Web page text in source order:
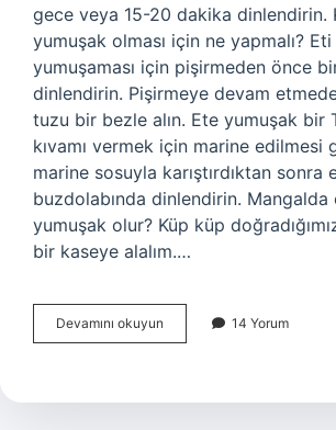
gece veya 15-20 dakika dinlendirin.
yumuşak olması için ne yapmalı?
yumuşaması için pişirmeden önce
dinlendirin. Pişirmeye devam
tuzu bir bezle alın. Ete yumuşak bir
kıvamı vermek için marine edilmesi
marine sosuyla karıştırdıktan sonra
buzdolabında dinlendirin. Mangalda
yumuşak olur? Küp küp
bir kaseye alalım.…
Devamını okuyun
Şiş
Yapılır
14 Yorum